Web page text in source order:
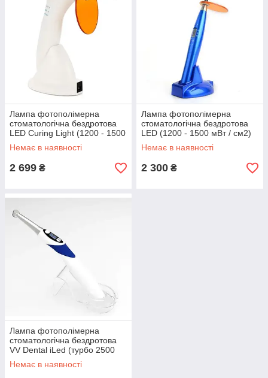
Лампа фотополімерна
стоматологічна бездротова
LED Curing Light (1200 - 1500
мВт / см2)
Немає в наявності
2 699 ₴
Лампа фотополімерна
стоматологічна бездротова
LED (1200 - 1500 мВт / см2)
Немає в наявності
2 300 ₴
Лампа фотополімерна
стоматологічна бездротова
VV Dental iLed (турбо 2500
мВт / см2)
Немає в наявності